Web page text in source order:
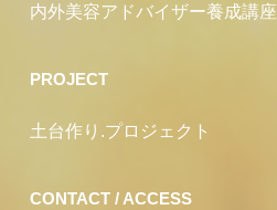
内外美容アドバイザー養成講座
PROJECT
土台作り.プロジェクト
CONTACT / ACCESS